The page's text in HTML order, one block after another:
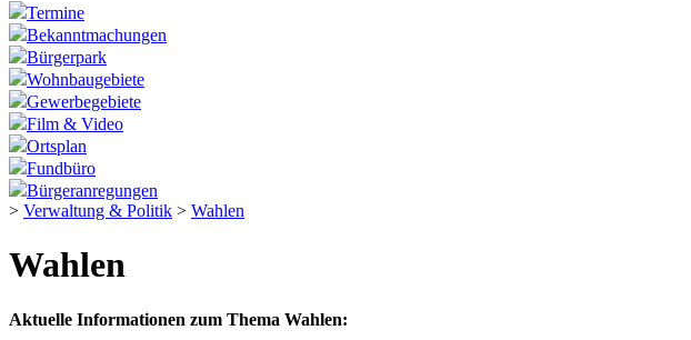
Termine
Bekanntmachungen
Bürgerpark
Wohnbaugebiete
Gewerbegebiete
Film & Video
Ortsplan
Fundbüro
Bürgeranregungen
> Verwaltung & Politik > Wahlen
Wahlen
Aktuelle Informationen zum Thema Wahlen: